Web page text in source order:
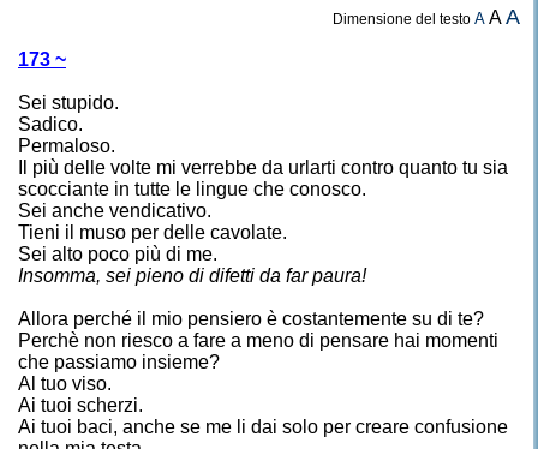
Dimensione del testoA AA
173 ~
Sei stupido.
Sadico.
Permaloso.
Il più delle volte mi verrebbe da urlarti contro quanto tu sia
scocciante in tutte le lingue che conosco.
Sei anche vendicativo.
Tieni il muso per delle cavolate.
Sei alto poco più di me.
Insomma, sei pieno di difetti da far paura!
Allora perché il mio pensiero è costantemente su di te?
Perchè non riesco a fare a meno di pensare hai momenti
che passiamo insieme?
Al tuo viso.
Ai tuoi scherzi.
Ai tuoi baci, anche se me li dai solo per creare confusione